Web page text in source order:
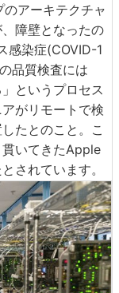
アーキテクチャ
障壁となったの
感染症(COVID-1
品質検査には
というプロセス
がリモートで検
たとのこと。こ
いてきたApple
されています。